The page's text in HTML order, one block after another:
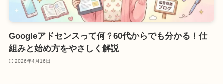
Googleアドセンスって何？60代からでも分かる！仕
組みと始め方をやさしく解説
2026年4月16日